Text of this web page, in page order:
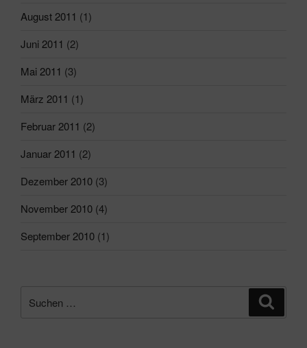
August 2011 (1)
Juni 2011 (2)
Mai 2011 (3)
März 2011 (1)
Februar 2011 (2)
Januar 2011 (2)
Dezember 2010 (3)
November 2010 (4)
September 2010 (1)
nach: